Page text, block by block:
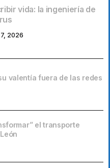
vida: la ingeniería de
2026
valentía fuera de las redes
el transporte